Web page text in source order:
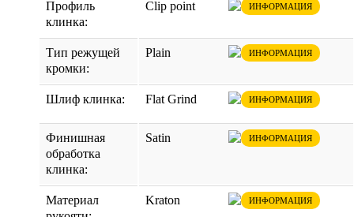
Профиль
клинка:
Clip point ИНФОРМАЦИЯ
Тип режущей
кромки:
Plain ИНФОРМАЦИЯ
Шлиф клинка: Flat Grind ИНФОРМАЦИЯ
Финишная
обработка
клинка:
Satin ИНФОРМАЦИЯ
Материал
Kraton ИНФОРМАЦИЯ